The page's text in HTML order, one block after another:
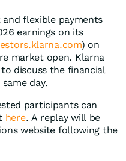
flexible payments
earnings on its
) on
market open. Klarna
discuss the financial
day.
participants can
here. A replay will be
website following the